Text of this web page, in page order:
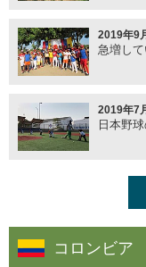
2016年
ネパー
2019年9
急増し
2019年7
日本野
コロン
コロンビア